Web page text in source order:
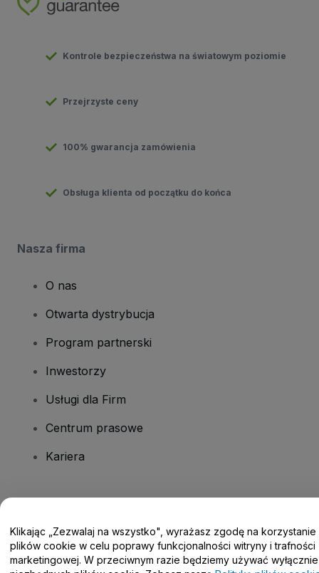
Kontrole bezpieczeństwa na światowym poziomie
Przejrzyste ceny
100% gwarancja zamówienia
Obsługa klienta od początku do końca
Nasza firma
O nas
Otwarta dystrybucja
Program partnerski
Inwestorzy
Usługi dla Firm
Centrum prasowe
Kariera
Centrum pomocy / Skontaktuj się z nami
Klikając „Zezwalaj na wszystko", wyrażasz zgodę na korzystanie
plików cookie w celu poprawy funkcjonalności witryny i trafności
marketingowej. W przeciwnym razie będziemy używać wyłącznie